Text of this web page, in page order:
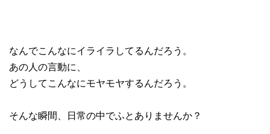
なんでこんなにイライラしてるんだろう。
あの人の言動に、
どうしてこんなにモヤモヤするんだろう。
そんな瞬間、日常の中でふとありませんか？